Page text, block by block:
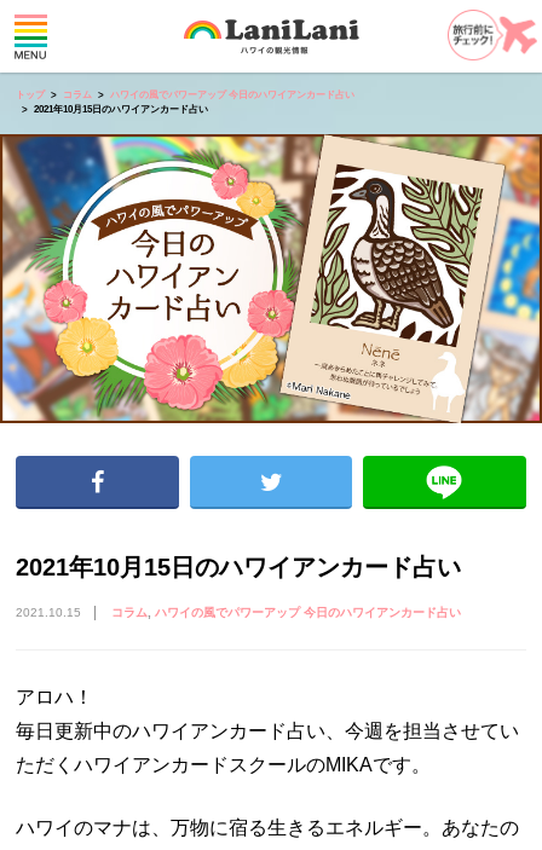
トップ コラム
ハワイの風でパワーアップ 今日のハワイアンカード占い
2021年10月15日のハワイアンカード占い
2021年10月15日のハワイアンカード占い
2021.10.15 コラム ハワイの風でパワーアップ 今日のハワイアンカード占い
アロハ！
毎日更新中のハワイアンカード占い、今週を担当させてい
ただくハワイアンカードスクールのMIKAです。
ハワイのマナは、万物に宿る生きるエネルギー。あなたの